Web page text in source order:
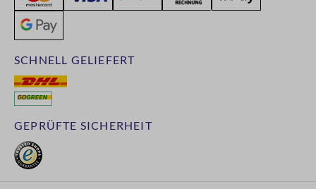
GEPRÜFTE SICHERHEIT
SCHNELL GELIEFERT